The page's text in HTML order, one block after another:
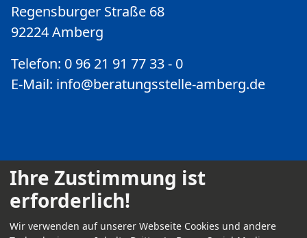
Regensburger Straße 68
92224 Amberg
Telefon: 0 96 21 91 77 33 - 0
E-Mail: info@beratungsstelle-amberg.de
Kontakt
Impressum
Ihre Zustimmung ist
erforderlich!
Wir verwenden auf unserer Webseite Cookies und andere